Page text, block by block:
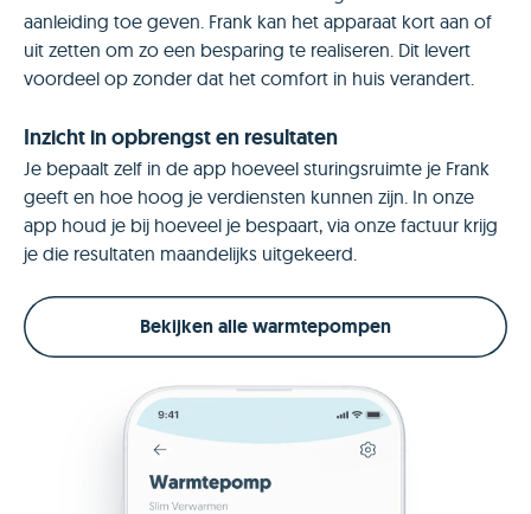
aanleiding toe geven. Frank kan het apparaat kort aan of
uit zetten om zo een besparing te realiseren. Dit levert
voordeel op zonder dat het comfort in huis verandert.
Inzicht in opbrengst en resultaten
Je bepaalt zelf in de app hoeveel sturingsruimte je Frank
geeft en hoe hoog je verdiensten kunnen zijn. In onze
app houd je bij hoeveel je bespaart, via onze factuur krijg
je die resultaten maandelijks uitgekeerd.
Bekijken alle warmtepompen